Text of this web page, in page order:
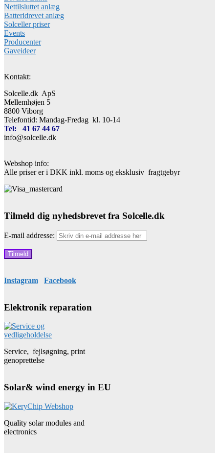
Nettilsluttet anlæg
Batteridrevet anlæg
Solceller priser
Events
Producenter
Gaveideer
Kontakt:
Solcelle.dk ApS
Mellemhøjen 5
8800 Viborg
Telefontid: Mandag-Fredag kl. 10-14
Tel: 41 67 44 67
info@solcelle.dk
Webshop info:
Alle priser er i DKK inkl. moms og eksklusiv fragtgebyr
Tilmeld dig nyhedsbrevet fra Solcelle.dk
E-mail addresse:
Instagram Facebook
Elektronik reparation
Service, fejlsøgning, print
genoprettelse
Solar& wind energy in EU
Quality solar modules and
electronics